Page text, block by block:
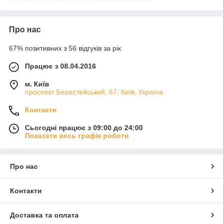
Про нас
67% позитивних з 56 відгуків за рік
Працює з 08.04.2016
м. Київ
проспект Берестейський, 67, Київ, Україна
Контакти
Сьогодні працює з 09:00 до 24:00
Показати весь графік роботи
Про нас
Контакти
Доставка та оплата